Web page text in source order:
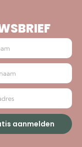
aanmelden